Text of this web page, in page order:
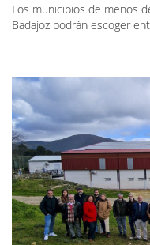
Los municipios de menos
Badajoz podrán escoger